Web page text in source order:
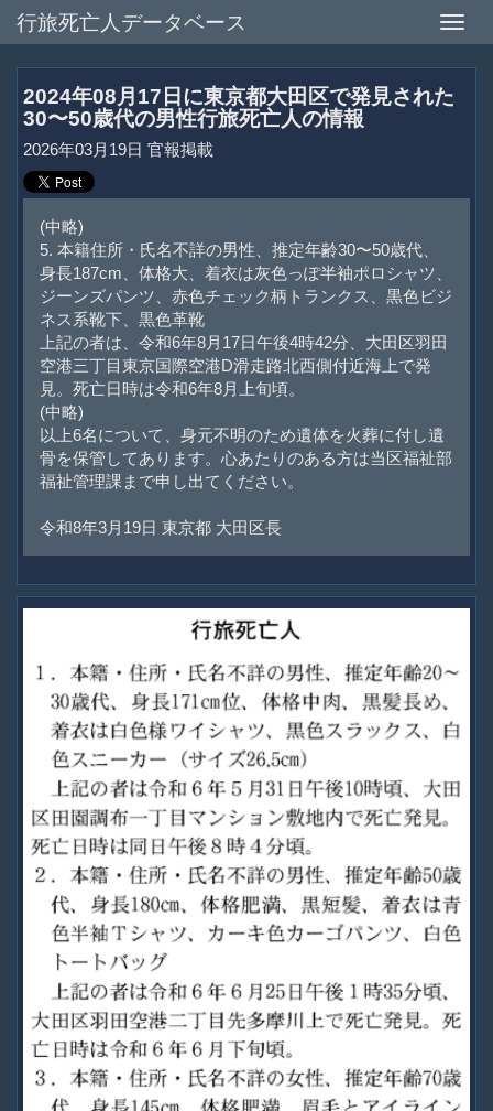
Toggle
行旅死亡人データベース
2024年08月17日に東京都大田区で発見された
30〜50歳代の男性行旅死亡人の情報
2026年03月19日 官報掲載
(中略)
5. 本籍住所・氏名不詳の男性、推定年齢30〜50歳代、
身長187cm、体格大、着衣は灰色っぽ半袖ポロシャツ、
ジーンズパンツ、赤色チェック柄トランクス、黒色ビジ
ネス系靴下、黒色革靴
上記の者は、令和6年8月17日午後4時42分、大田区羽田
空港三丁目東京国際空港D滑走路北西側付近海上で発
見。死亡日時は令和6年8月上旬頃。
(中略)
以上6名について、身元不明のため遺体を火葬に付し遺
骨を保管してあります。心あたりのある方は当区福祉部
福祉管理課まで申し出てください。
令和8年3月19日 東京都 大田区長